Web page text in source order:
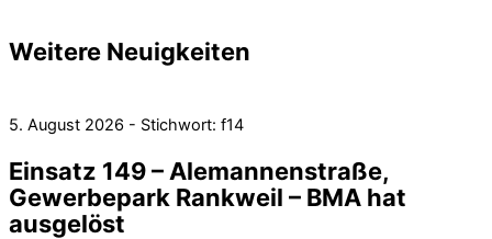
Weitere Neuigkeiten
5. August 2026 - Stichwort: f14
Einsatz 149 – Alemannenstraße,
Gewerbepark Rankweil – BMA hat
ausgelöst